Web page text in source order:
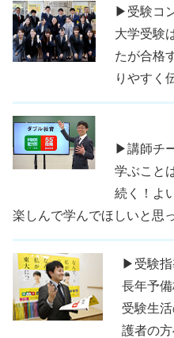
▶受験コ
大学受験
たが合格
りやすく
▶講師チ
学ぶこと
続く！よ
楽しんで学んでほしいと思
▶受験指
長年予備
受験生
護者の